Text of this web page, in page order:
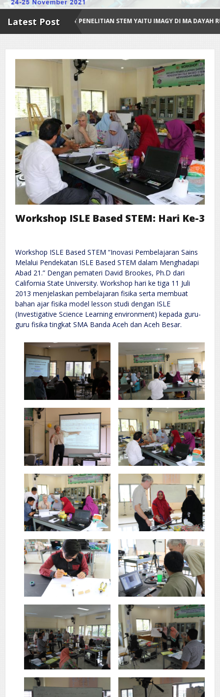
Latest Post
PENELITIAN STEM YAITU IMAGY DI MA DAYAH RUHUL ISLAM
Workshop ISLE Based STEM: Hari Ke-3
Workshop ISLE Based STEM “Inovasi Pembelajaran Sains
Melalui Pendekatan ISLE Based STEM dalam Menghadapi
Abad 21.” Dengan pemateri David Brookes, Ph.D dari
California State University. Workshop hari ke tiga 11 Juli
2013 menjelaskan pembelajaran fisika serta membuat
bahan ajar fisika model lesson studi dengan ISLE
(Investigative Science Learning environment) kepada guru-
guru fisika tingkat SMA Banda Aceh dan Aceh Besar.